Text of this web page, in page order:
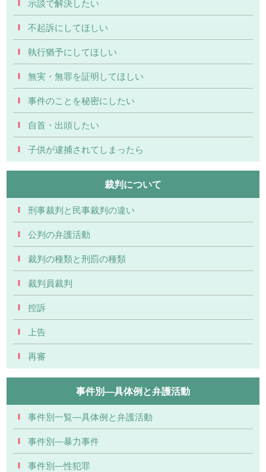
不起訴にしてほしい
執行猶予にしてほしい
無実・無罪を証明してほしい
事件のことを秘密にしたい
自首・出頭したい
子供が逮捕されてしまったら
裁判について
刑事裁判と民事裁判の違い
公判の弁護活動
裁判の種類と刑罰の種類
裁判員裁判
控訴
上告
再審
事件別―具体例と弁護活動
事件別一覧―具体例と弁護活動
事件別―暴力事件
事件別―性犯罪